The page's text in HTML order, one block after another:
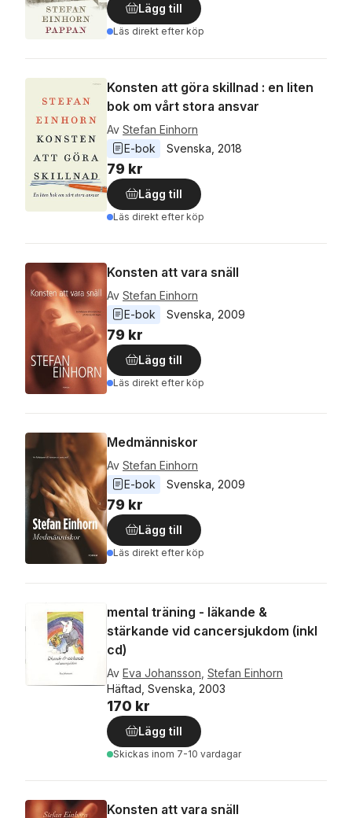
Lägg till
Läs direkt efter köp
Konsten att göra skillnad : en liten
bok om vårt stora ansvar
Av Stefan Einhorn
E-bok
Svenska 2018
79 kr
Lägg till
Läs direkt efter köp
Konsten att vara snäll
Av Stefan Einhorn
E-bok
Svenska 2009
79 kr
Lägg till
Läs direkt efter köp
Medmänniskor
Av Stefan Einhorn
E-bok
Svenska 2009
79 kr
Lägg till
Läs direkt efter köp
mental träning - läkande &
stärkande vid cancersjukdom (inkl
cd)
Av Eva Johansson Stefan Einhorn
Häftad, Svenska, 2003
170 kr
Lägg till
Skickas inom 7-10 vardagar
Konsten att vara snäll